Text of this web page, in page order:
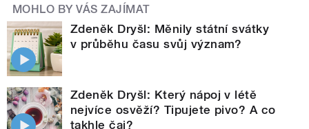
MOHLO BY VÁS ZAJÍMAT
Zdeněk Dryšl: Měnily státní svátky
v průběhu času svůj význam?
Zdeněk Dryšl: Který nápoj v létě
nejvíce osvěží? Tipujete pivo? A co
takhle čaj?